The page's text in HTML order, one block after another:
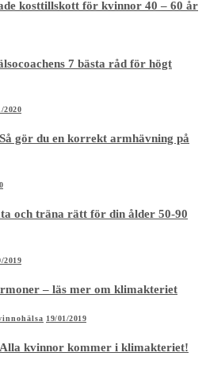
kosttillskott för kvinnor 40 – 60 år
7 bästa råd för högt
2020
gör du en korrekt armhävning på
och träna rätt för din ålder 50-90
2019
– läs mer om klimakteriet
19/01/2019
kvinnor kommer i klimakteriet!